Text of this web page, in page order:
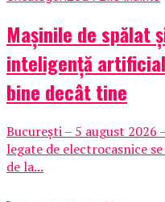
Mașinile de spălat
inteligență
bine decât tine
București – 5 august
legate de electrocasnice
de la...